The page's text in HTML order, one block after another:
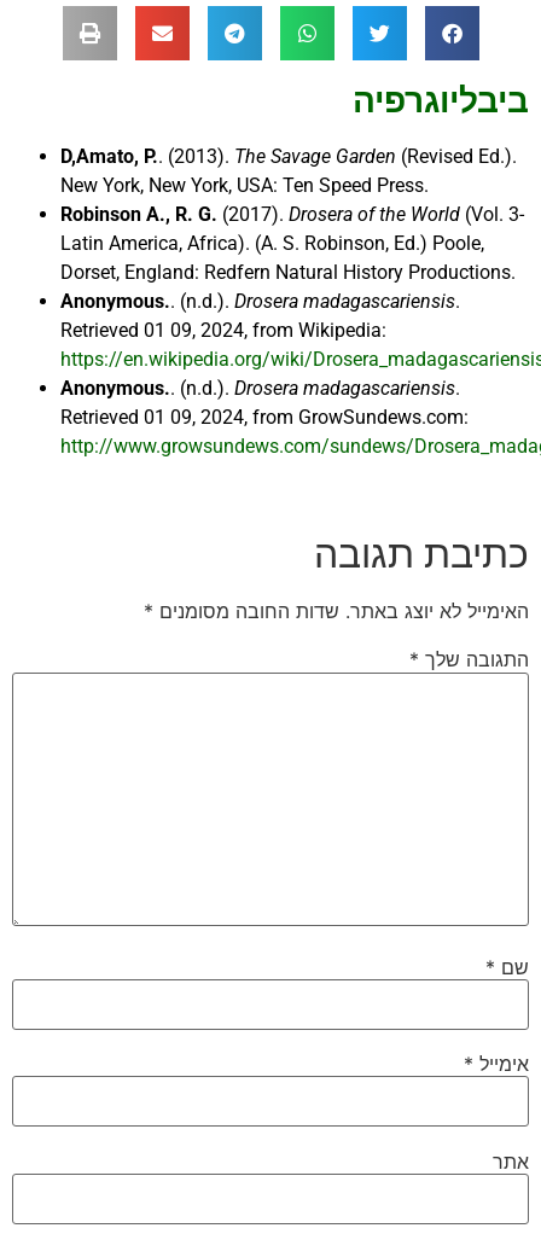
ביבליוגרפיה
D,Amato, P.. (2013). The Savage Garden (Revised Ed.).
New York, New York, USA: Ten Speed Press.
Robinson A., R. G. (2017). Drosera of the World (Vol. 3-
Latin America, Africa). (A. S. Robinson, Ed.) Poole,
Dorset, England: Redfern Natural History Productions.
Anonymous.. (n.d.). Drosera madagascariensis.
Retrieved 01 09, 2024, from Wikipedia:
https://en.wikipedia.org/wiki/
Anonymous.. (n.d.). Drosera madagascariensis.
Retrieved 01 09, 2024, from GrowSundews.com:
http://www.growsundews.com/sundews/
כתיבת תגובה
האימייל לא יוצג באתר. שדות החובה מסומנים *
התגובה שלך *
שם *
אימייל *
אתר